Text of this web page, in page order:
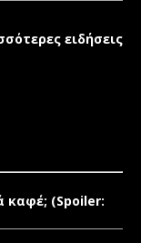
ειδήσεις
καφέ; (Spoiler: